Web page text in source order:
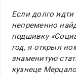
Если долго
непременно
подшивку
год, я открыл
знаменитую
кузнеце